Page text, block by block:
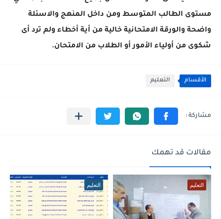
مستوى الطالب المتوسط ومن داخل المنهج والاسئلة
واضحة والورقة الامتحانية خالية من أية أخطاء ولم ترد أى
شكوى من أولياء الأمور أو الطلاب من الامتحان.
الأقسام التعليم
مقالات قد تهمك
التعليم التعليم